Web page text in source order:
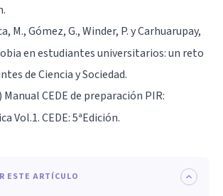
M., Gómez, G., Winder, P. y Carhuarupay,
en estudiantes universitarios: un reto
de Ciencia y Sociedad.
Manual CEDE de preparación PIR:
Vol.1. CEDE: 5ªEdición.
ESTE ARTÍCULO